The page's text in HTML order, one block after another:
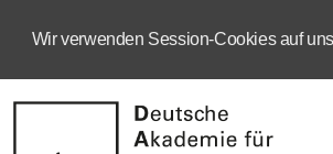
Wir verwenden Session-Cookies auf